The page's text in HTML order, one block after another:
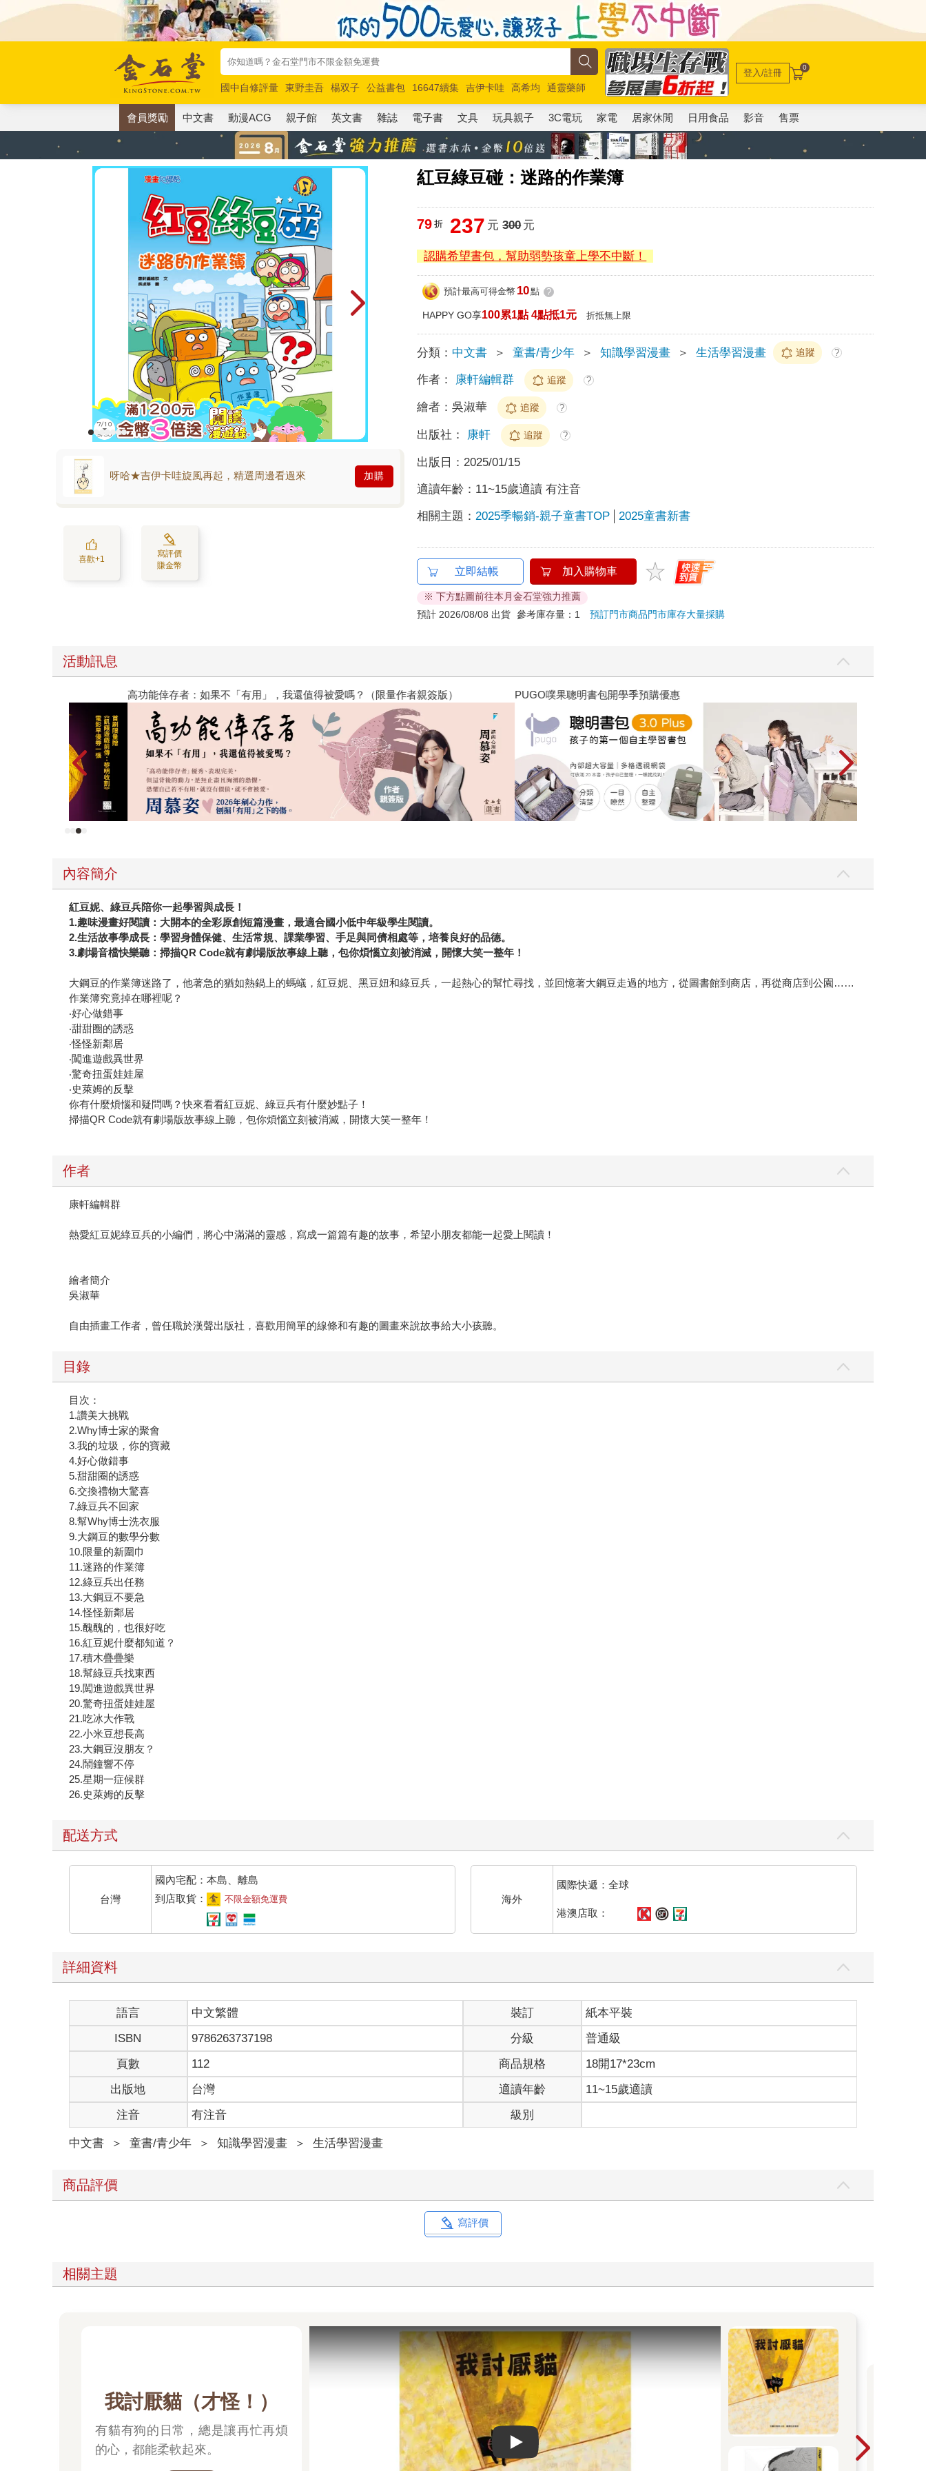
國中自修評量 東野圭吾 楊双子 公益書包 16647續集 吉伊卡哇 高希均
通靈藥師
唯紅花綻放
奧德賽 路邊攤新作 馬斯克 玩具總動員5 超慢跑
登入/註冊 0
會員獎勵 中文書 動漫ACG 親子館 英文書 雜誌 電子書 文具 玩具親子 3C電玩 家電 居家休閒 日用食品 影音 售票
紅豆綠豆碰：迷路的作業簿
呀哈★吉伊卡哇旋風再起，精選周邊看過來 加購
喜歡+1
寫評價
賺金幣
79 折 237 元 300元
認購希望書包，幫助弱勢孩童上學不中斷！
預計最高可得金幣 10點 ?
HAPPY GO享100累1點 4點抵1元 折抵無上限
分類： 中文書 ＞ 童書/青少年 ＞ 知識學習漫畫 ＞ 生活學習漫畫 追蹤 ?
作者： 康軒編輯群 追蹤 ?
繪者：吳淑華 追蹤 ?
出版社： 康軒 追蹤 ?
出版日： 2025/01/15
適讀年齡： 11~15歲適讀 有注音
相關主題： 2025季暢銷-親子童書TOP 2025童書新書
立即結帳 加入購物車
※ 下方點圖前往本月金石堂強力推薦
預計 2026/08/08 出貨 參考庫存量：1預訂門市商品門市庫存大量採購
活動訊息
高功能倖存者：如果不「有用」，我還值得被愛嗎？（限量作者親簽版） PUGO噗果聰明書包開學季預購優惠
內容簡介
紅豆妮、綠豆兵陪你一起學習與成長！
1.趣味漫畫好閱讀：大開本的全彩原創短篇漫畫，最適合國小低中年級學生閱讀。
2.生活故事學成長：學習身體保健、生活常規、課業學習、手足與同儕相處等，培養良好的品德。
3.劇場音檔快樂聽：掃描QR Code就有劇場版故事線上聽，包你煩惱立刻被消滅，開懷大笑一整年！
大鋼豆的作業簿迷路了，他著急的猶如熱鍋上的螞蟻，紅豆妮、黑豆妞和綠豆兵，一起熱心的幫忙尋找，並回憶著大鋼豆走過的地方，從圖書館到商店，再從商店到公園……
作業簿究竟掉在哪裡呢？
‧好心做錯事
‧甜甜圈的誘惑
‧怪怪新鄰居
‧闖進遊戲異世界
‧驚奇扭蛋娃娃屋
‧史萊姆的反擊
你有什麼煩惱和疑問嗎？快來看看紅豆妮、綠豆兵有什麼妙點子！
掃描QR Code就有劇場版故事線上聽，包你煩惱立刻被消滅，開懷大笑一整年！
作者
康軒編輯群
熱愛紅豆妮綠豆兵的小編們，將心中滿滿的靈感，寫成一篇篇有趣的故事，希望小朋友都能一起愛上閱讀！
繪者簡介
吳淑華
自由插畫工作者，曾任職於漢聲出版社，喜歡用簡單的線條和有趣的圖畫來說故事給大小孩聽。
目錄
目次：
1.讚美大挑戰
2.Why博士家的聚會
3.我的垃圾，你的寶藏
4.好心做錯事
5.甜甜圈的誘惑
6.交換禮物大驚喜
7.綠豆兵不回家
8.幫Why博士洗衣服
9.大鋼豆的數學分數
10.限量的新圍巾
11.迷路的作業簿
12.綠豆兵出任務
13.大鋼豆不要急
14.怪怪新鄰居
15.醜醜的，也很好吃
16.紅豆妮什麼都知道？
17.積木疊疊樂
18.幫綠豆兵找東西
19.闖進遊戲異世界
20.驚奇扭蛋娃娃屋
21.吃冰大作戰
22.小米豆想長高
23.大鋼豆沒朋友？
24.鬧鐘響不停
25.星期一症候群
26.史萊姆的反擊
配送方式
台灣
國內宅配：本島、離島
到店取貨：
不限金額免運費 海外
國際快遞：全球
港澳店取：
詳細資料
語言 中文繁體 裝訂
紙本平裝
ISBN
9786263737198 分級
普通級
頁數
112 商品規格
18開17*23cm
出版地
台灣 適讀年齡
11~15歲適讀
注音
有注音 級別
中文書 ＞ 童書/青少年 ＞ 知識學習漫畫 ＞ 生活學習漫畫
商品評價
寫評價
相關主題
我討厭貓（才怪！）
有貓有狗的日常，總是讓再忙再煩
的心，都能柔軟起來。
Play video